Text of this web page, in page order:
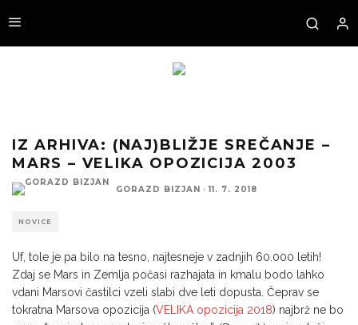
IZ ARHIVA: (NAJ)BLIŽJE SREČANJE –
MARS – VELIKA OPOZICIJA 2003
GORAZD BIZJAN · 11. 7. 2018
NOVICE
Uf, tole je pa bilo na tesno, najtesneje v zadnjih 60.000 letih!
Zdaj se Mars in Zemlja počasi razhajata in kmalu bodo lahko
vdani Marso­vi častilci vzeli slabi dve leti dopusta. Čeprav se
tokratna Marsova opozicija (VELIKA opozicija 2018) najbrž ne bo